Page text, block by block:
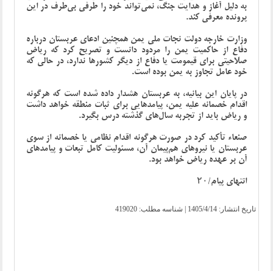
به دلیل آغاز و هدایت جنگ، نمی‌تواند خود را طرفی بی‌طرف در این
پرونده معرفی کند.
وزارت خارجه دولت نجات ملی یمن همچنین ادعای عربستان درباره
دفاع از حاکمیت یمن را مردود دانست و تصریح کرد که ریاض
صلاحیتی برای قیمومت یا دفاع از دیگر کشورها ندارد، در حالی که
خود عامل تجاوز به یمن بوده است.
در پایان این بیانیه، به عربستان هشدار داده شده است که هرگونه
اقدام خصمانه علیه یمن، پیامدهایی برای ثبات منطقه خواهد داشت
و ریاض باید از تجربه سال‌های گذشته درس بگیرد.
صنعاء تأکید کرد در صورت هرگونه اقدام نظامی یا خصمانه از سوی
عربستان یا نیروهای هم‌پیمان آن، مسئولیت کامل تبعات و پیامدهای
آن بر عهده ریاض خواهد بود.
انتهای پیام/۲۰
تاریخ انتشار: 1405/4/14 | شناسه مطلب: 419020